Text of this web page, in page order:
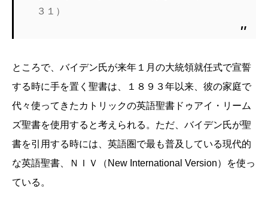
３１）
ところで、バイデン氏が来年１月の大統領就任式で宣誓
する時に手を置く聖書は、１８９３年以来、彼の家庭で
代々使ってきたカトリックの英語聖書ドゥアイ・リーム
ズ聖書を使用すると考えられる。ただ、バイデン氏が聖
書を引用する時には、英語圏で最も普及している現代的
な英語聖書、ＮＩＶ（New International Version）を使っ
ている。